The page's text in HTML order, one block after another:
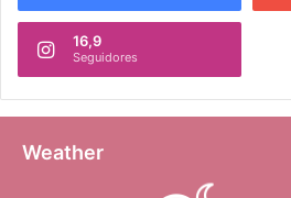
16,9
Seguidores
Weather